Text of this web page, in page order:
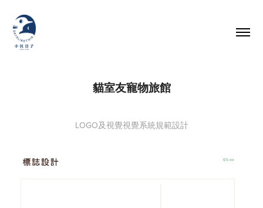
貓室友寵物旅館
LOGO及視覺視覺系統規範設計